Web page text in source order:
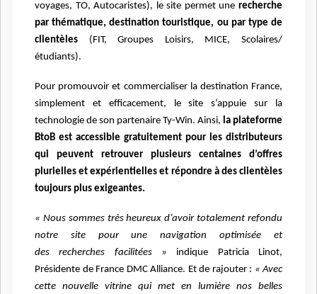
voyages, TO, Autocaristes), le site permet une recherche
par thématique, destination touristique, ou par type de
clientèles (FIT, Groupes Loisirs, MICE, Scolaires/
étudiants).
Pour promouvoir et commercialiser la destination France,
simplement et efficacement, le site s’appuie sur la
technologie de son partenaire Ty-Win. Ainsi, la plateforme
BtoB est accessible gratuitement pour les distributeurs
qui peuvent retrouver plusieurs centaines d’offres
plurielles et expérientielles et répondre à des clientèles
toujours plus exigeantes.
« Nous sommes très heureux d’avoir totalement refondu
notre site pour une navigation optimisée et
desrecherches facilitées » indique Patricia Linot,
Présidente de France DMC Alliance. Et de rajouter : « Avec
cette nouvelle vitrine qui met en lumière nos belles